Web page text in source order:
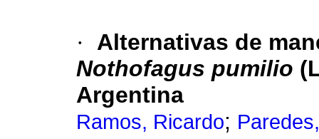
·
Alternativas de
Nothofagus pumilio
Argentina
Ramos, Ricardo;